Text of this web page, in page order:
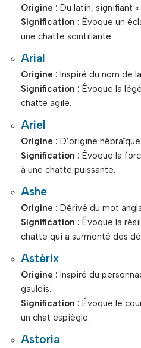
Origine : Du latin, signifiant «
Signification : Évoque un
une chatte scintillante.
Arial
Origine : Inspiré du nom de
Signification : Évoque la
chatte agile.
Ariel
Origine : D’origine
Signification : Évoque la
à une chatte puissante.
Ashe
Origine : Dérivé du mot
Signification : Évoque la
chatte qui a surmonté des
Astérix
Origine : Inspiré du
gaulois.
Signification : Évoque le
un chat espiègle.
Astoria